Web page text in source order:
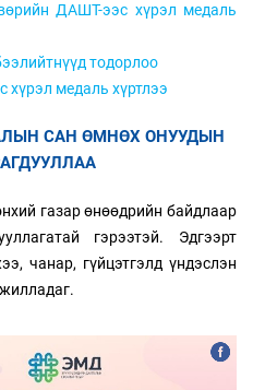
ДАШТ-ээс хүрэл медаль
тодорлоо
медаль хүртлээ
САН ӨМНӨХ ОНУУДЫН
газар өнөөдрийн байдлаар
гэрээтэй. Эдгээрт
чанар, гүйцэтгэлд үндэслэн